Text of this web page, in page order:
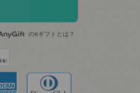
のeギフトとは？